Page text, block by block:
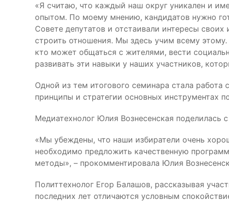
«Я считаю, что каждый наш округ уникален и
опытом. По моему мнению, кандидатов нужно
Совете депутатов и отстаивали интересы
строить отношения. Мы здесь учим всему
кто может общаться с жителями, вести
развивать эти навыки у наших участников,
Одной из тем итогового семинара стала
принципы и стратегии основных инструментах
Медиатехнолог Юлия Вознесенская поделилась
«Мы убеждены, что наши избиратели очень
необходимо предложить качественную
методы», – прокомментировала Юлия
Политтехнолог Егор Балашов, рассказывая
последних лет отличаются условным